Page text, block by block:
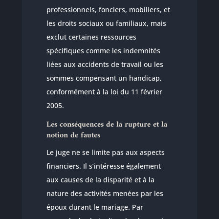
professionnels, fonciers, mobiliers, et
les droits sociaux ou familiaux, mais
exclut certaines ressources
spécifiques comme les indemnités
liées aux accidents de travail ou les
sommes compensant un handicap,
conformément à la loi du 11 février
2005.
Les conséquences de la rupture et la
notion de fautes
Le juge ne se limite pas aux aspects
financiers. Il s’intéresse également
aux causes de la disparité et à la
nature des activités menées par les
époux durant le mariage. Par